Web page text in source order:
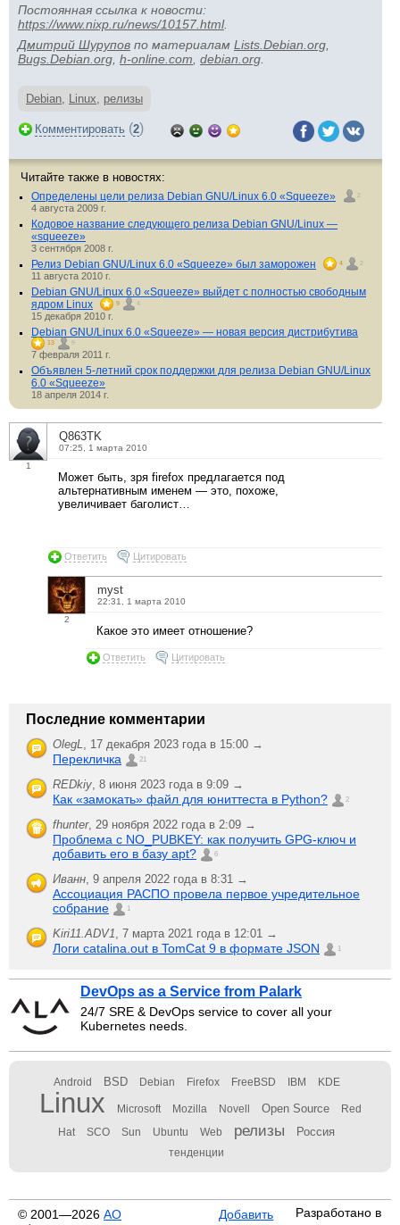
Постоянная ссылка к новости:
https://www.nixp.ru/news/10157.html.
Дмитрий Шурупов по материалам Lists.Debian.org
Bugs.Debian.org h-online.com debian.org
Debian, Linux, релизы
Комментировать (2)
Читайте также в новостях:
Определены цели релиза Debian GNU/Linux 6.0 «Squeeze» 2
4 августа 2009 г.
Кодовое название следующего релиза Debian GNU/Linux —
«squeeze»
3 сентября 2008 г.
Релиз Debian GNU/Linux 6.0 «Squeeze» был заморожен 4 2
11 августа 2010 г.
Debian GNU/Linux 6.0 «Squeeze» выйдет с полностью свободным
ядром Linux
9 4
15 декабря 2010 г.
Debian GNU/Linux 6.0 «Squeeze» — новая версия дистрибутива
13 9
7 февраля 2011 г.
Объявлен 5-летний срок поддержки для релиза Debian GNU/Linux
6.0 «Squeeze»
18 апреля 2014 г.
1
Q863TK
07:25, 1 марта 2010
Может быть, зря firefox предлагается под
альтернативным именем — это, похоже,
увеличивает баголист…
Ответить Цитировать
2
myst
22:31, 1 марта 2010
Какое это имеет отношение?
Ответить Цитировать
Последние комментарии
OlegL, 17 декабря 2023 года в 15:00 →
Перекличка 21
REDkiy, 8 июня 2023 года в 9:09 →
Как «замокать» файл для юниттеста в Python? 2
fhunter, 29 ноября 2022 года в 2:09 →
Проблема с NO_PUBKEY: как получить GPG-ключ и
добавить его в базу apt?
6
Иванн, 9 апреля 2022 года в 8:31 →
Ассоциация РАСПО провела первое учредительное
собрание
1
Kiri11.ADV1, 7 марта 2021 года в 12:01 →
Логи catalina.out в TomCat 9 в формате JSON 1
DevOps as a Service from Palark
24/7 SRE & DevOps service to cover all your
Kubernetes needs.
Android BSD Debian Firefox FreeBSD IBM KDE
Linux Microsoft Mozilla Novell Open Source Red
Hat SCO Sun Ubuntu Web релизы Россия
тенденции
© 2001—2026 АО
Добавить
Разработано в